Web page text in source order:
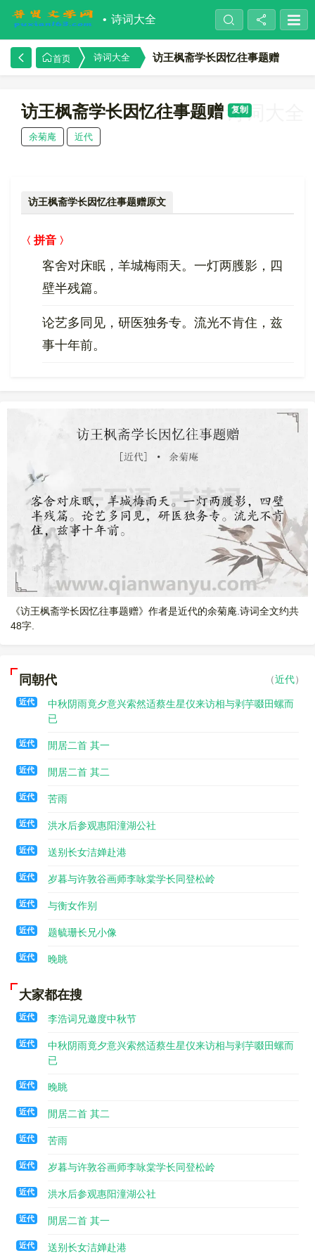
诗词大全
首页 诗词大全 访王枫斋学长因忆往事题赠
访王枫斋学长因忆往事题赠 复制
余菊庵 近代
诗词大全
访王枫斋学长因忆往事题赠原文
拼音
客舍对床眠，羊城梅雨天。一灯两臒影，四
壁半残篇。
论艺多同见，研医独务专。流光不肯住，兹
事十年前。
《访王枫斋学长因忆往事题赠》作者是近代的余菊庵.诗词全文约共
48字.
同朝代 （近代）
近代
中秋阴雨竟夕意兴索然适蔡生星仪来访相与剥芋啜田螺而
已
近代 閒居二首 其一
近代 閒居二首 其二
近代 苦雨
近代 洪水后参观惠阳潼湖公社
近代 送别长女洁婵赴港
近代 岁暮与许敦谷画师李咏棠学长同登松岭
近代 与衡女作别
近代 题毓珊长兄小像
近代 晚眺
大家都在搜
近代 李浩词兄邀度中秋节
近代
中秋阴雨竟夕意兴索然适蔡生星仪来访相与剥芋啜田螺而
已
近代 晚眺
近代 閒居二首 其二
近代 苦雨
近代 岁暮与许敦谷画师李咏棠学长同登松岭
近代 洪水后参观惠阳潼湖公社
近代 閒居二首 其一
近代 送别长女洁婵赴港